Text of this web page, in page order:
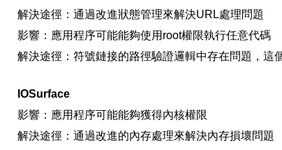
解決途徑：通過改進狀態管理來解決URL處理問題
影響：應用程序可能能夠使用root權限執行任意代碼
解決途徑：符號鏈接的路徑驗證邏輯中存在問題，這
IOSurface
影響：應用程序可能能夠獲得內核權限
解決途徑：通過改進的內存處理來解決內存損壞問題